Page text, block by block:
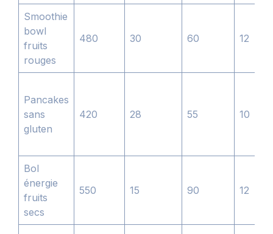
Smoothie
bowl
fruits
rouges
480 30 60 12
Pancakes
sans
gluten
420 28 55 10
Bol
énergie
fruits
secs
550 15 90 12